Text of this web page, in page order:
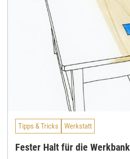
Tipps & Tricks Werkstatt
Fester Halt für die Werkbank